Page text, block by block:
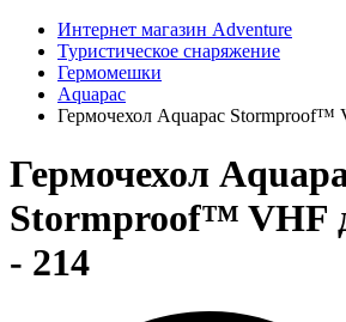
Интернет магазин Adventure
Туристическое снаряжение
Гермомешки
Aquapac
Гермочехол Aquapac Stormproof™
Гермочехол
Stormproof™ VHF
- 214